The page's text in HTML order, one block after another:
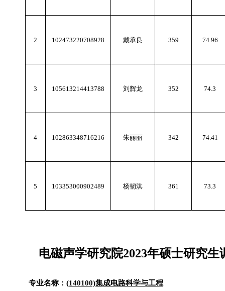
2 102473220708928 戴承良 359 74.96
3 105613214413788 刘辉龙 352 74.3
4 102863348716216 朱丽丽 342 74.41
5 103353000902489 杨韧淇 361 73.3
电磁声学研究院2023年硕士研究生
专业名称： (140100)集成电路科学与工程